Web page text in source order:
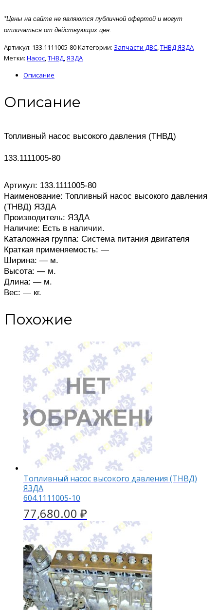
*Цены на сайте не являются публичной офертой и могут
отличаться от действующих цен.
Артикул: 133.1111005-80Категории: Запчасти ДВС,ТНВД ЯЗДА
Метки: Насос,ТНВД,ЯЗДА
Описание
Описание
Топливный насос высокого давления (ТНВД)
133.1111005-80
Артикул: 133.1111005-80
Наименование: Топливный насос высокого давления
(ТНВД) ЯЗДА
Производитель: ЯЗДА
Наличие: Есть в наличии.
Каталожная группа: Система питания двигателя
Краткая применяемость: —
Ширина: — м.
Высота: — м.
Длина: — м.
Вес: — кг.
Похожие
Топливный насос высокого давления (ТНВД)
ЯЗДА
604.1111005-10
77,680.00 ₽